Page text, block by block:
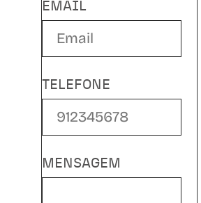
EMAIL
TELEFONE
MENSAGEM